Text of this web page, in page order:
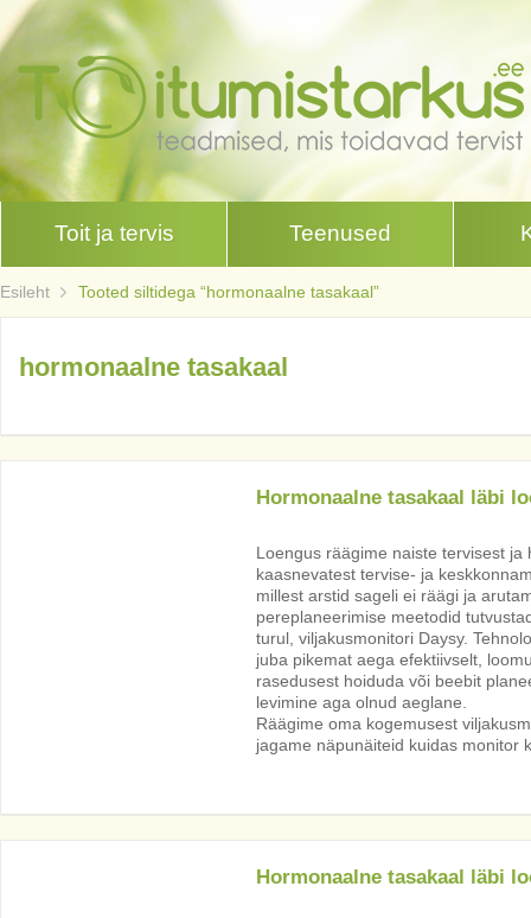
Toit ja tervis Teenused
Esileht Tooted siltidega “hormonaalne tasakaal”
hormonaalne tasakaal
Hormonaalne tasakaal läbi
Loengus räägime naiste tervisest
kaasnevatest tervise- ja
millest arstid sageli ei räägi ja
pereplaneerimise meetodid
turul, viljakusmonitori Daysy.
juba pikemat aega efektiivselt,
rasedusest hoiduda või beebit
levimine aga olnud aeglane.
Räägime oma kogemusest
jagame näpunäiteid kuidas monitor
Hormonaalne tasakaal läbi